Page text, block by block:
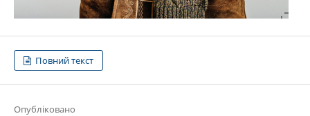
Повний текст
Опубліковано